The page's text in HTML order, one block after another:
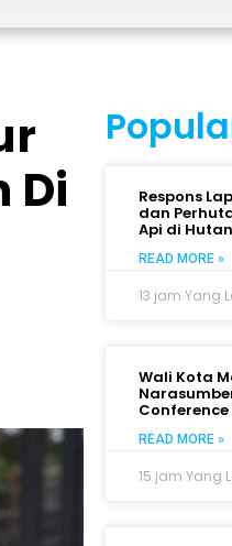
Di
Respons
dan
Api di
READ MORE »
13 jam Yang
Wali Kota
Conference
READ MORE »
15 jam Yang